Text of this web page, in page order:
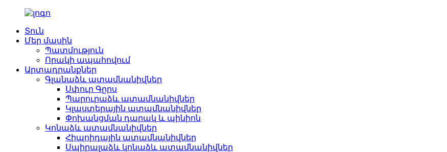
Տուն
Մեր մասին
Պատմություն
Որակի ապահովում
Արտադրանքներ
Գլանաձև ատամնանիվներ
Սփուր Գըրս
Պարուրաձև ատամնանիվներ
Կլաստերային ատամնանիվներ
Փոխանցման դարակ և պինիոն
Կոնաձև ատամնանիվներ
Հիպոիդային ատամնանիվներ
Սպիրալաձև կոնաձև ատամնանիվներ